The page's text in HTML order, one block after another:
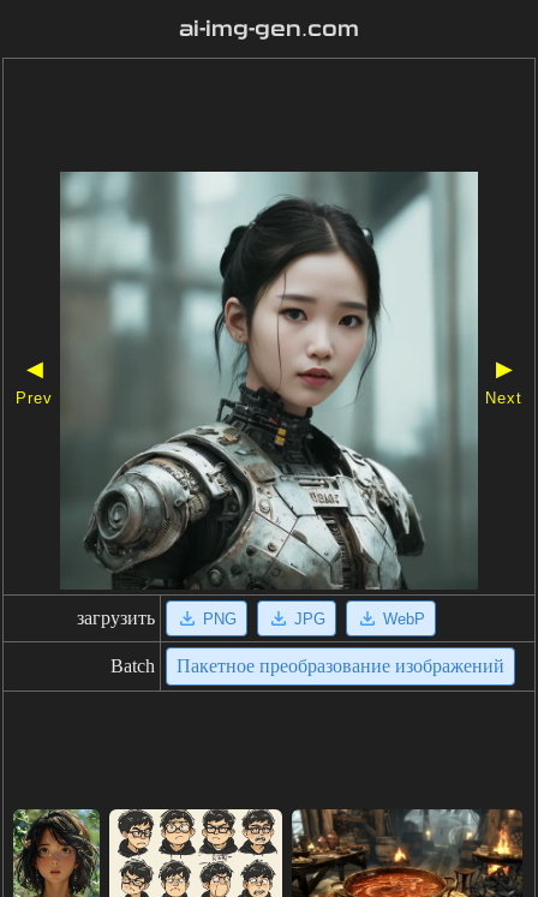
ai-img-gen.com
◀
Prev
▶
Next
загрузить PNG JPG WebP
Batch Пакетное преобразование изображений